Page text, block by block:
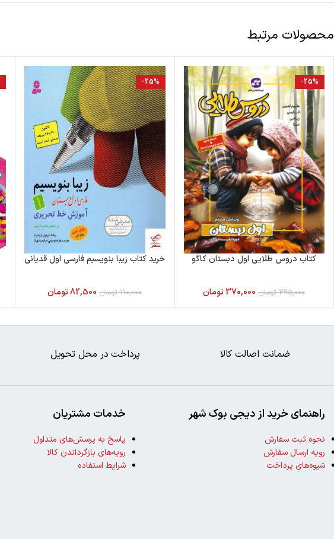
محصولات مرتبط
-25%
کتاب دروس طلایی اول دبستان کاگو
495,000 تومان 370,000تومان
-25%
خرید کتاب زیبا بنویسیم فارسی اول قدیانی
110,000 تومان 82,500تومان
ضمانت اصالت کالا پرداخت در محل تحویل
خدمات مشتریان
پاسخ به پرسش‌های متداول
رویه‌های بازگرداندن کالا
شرایط استفاده
راهنمای خرید از دیجی بوک شهر
نحوه ثبت سفارش
رویه ارسال سفارش
شیوه‌های پرداخت